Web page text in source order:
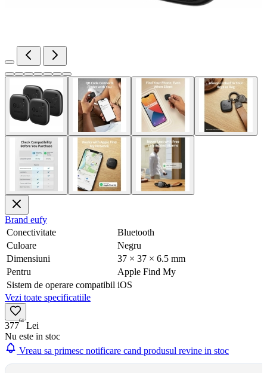
Brand eufy
Conectivitate
Bluetooth
Culoare
Negru
Dimensiuni
37 × 37 × 6.5 mm
Pentru
Apple Find My
Sistem de operare compatibil iOS
Vezi toate specificatiile
37764 Lei
Nu este in stoc
Vreau sa primesc notificare cand produsul revine in stoc